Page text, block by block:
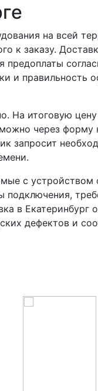
на всей
к заказу.
и правильность
На итоговую
через форму
запросит
с устройством
в Екатеринбург
дефектов и